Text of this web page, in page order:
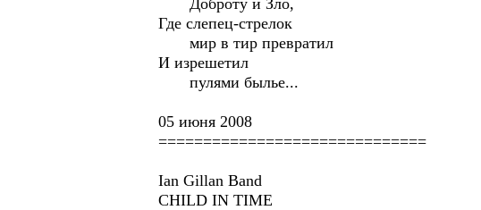
Доброту и Зло,
Где слепец-стрелок
мир в тир превратил
И изрешетил
пулями былье...
05 июня 2008
==============================
Ian Gillan Band
CHILD IN TIME